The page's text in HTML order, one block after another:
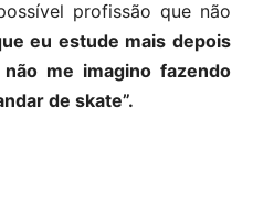
profissão que não
eu estude mais depois
me imagino fazendo
de skate”.